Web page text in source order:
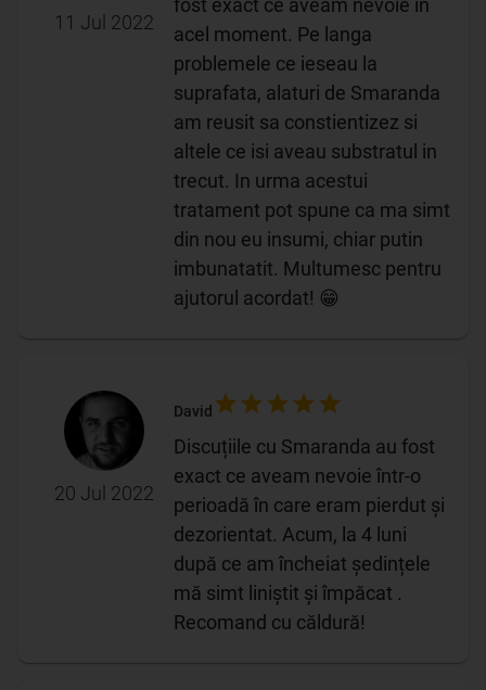
11 Jul 2022
fost exact ce aveam nevoie in
acel moment. Pe langa
problemele ce ieseau la
suprafata, alaturi de Smaranda
am reusit sa constientizez si
altele ce isi aveau substratul in
trecut. In urma acestui
tratament pot spune ca ma simt
din nou eu insumi, chiar putin
imbunatatit. Multumesc pentru
ajutorul acordat! 😁
20 Jul 2022
David
Discuțiile cu Smaranda au fost
exact ce aveam nevoie într-o
perioadă în care eram pierdut și
dezorientat. Acum, la 4 luni
după ce am încheiat ședințele
mă simt liniștit și împăcat .
Recomand cu căldură!